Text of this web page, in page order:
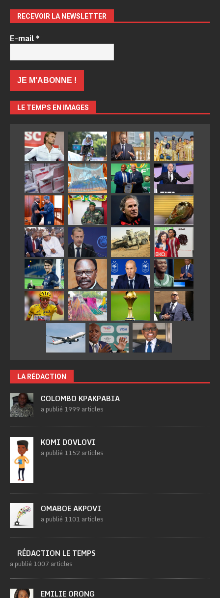
RECEVOIR LA NEWSLETTER
E-mail*
LE TEMPS EN IMAGES
LA RÉDACTION
COLOMBO KPAKPABIA
a publié 1999 articles
KOMI DOVLOVI
a publié 1152 articles
OMABOE AKPOVI
a publié 1101 articles
RÉDACTION LE TEMPS
a publié 1007 articles
EMILIE ORONG